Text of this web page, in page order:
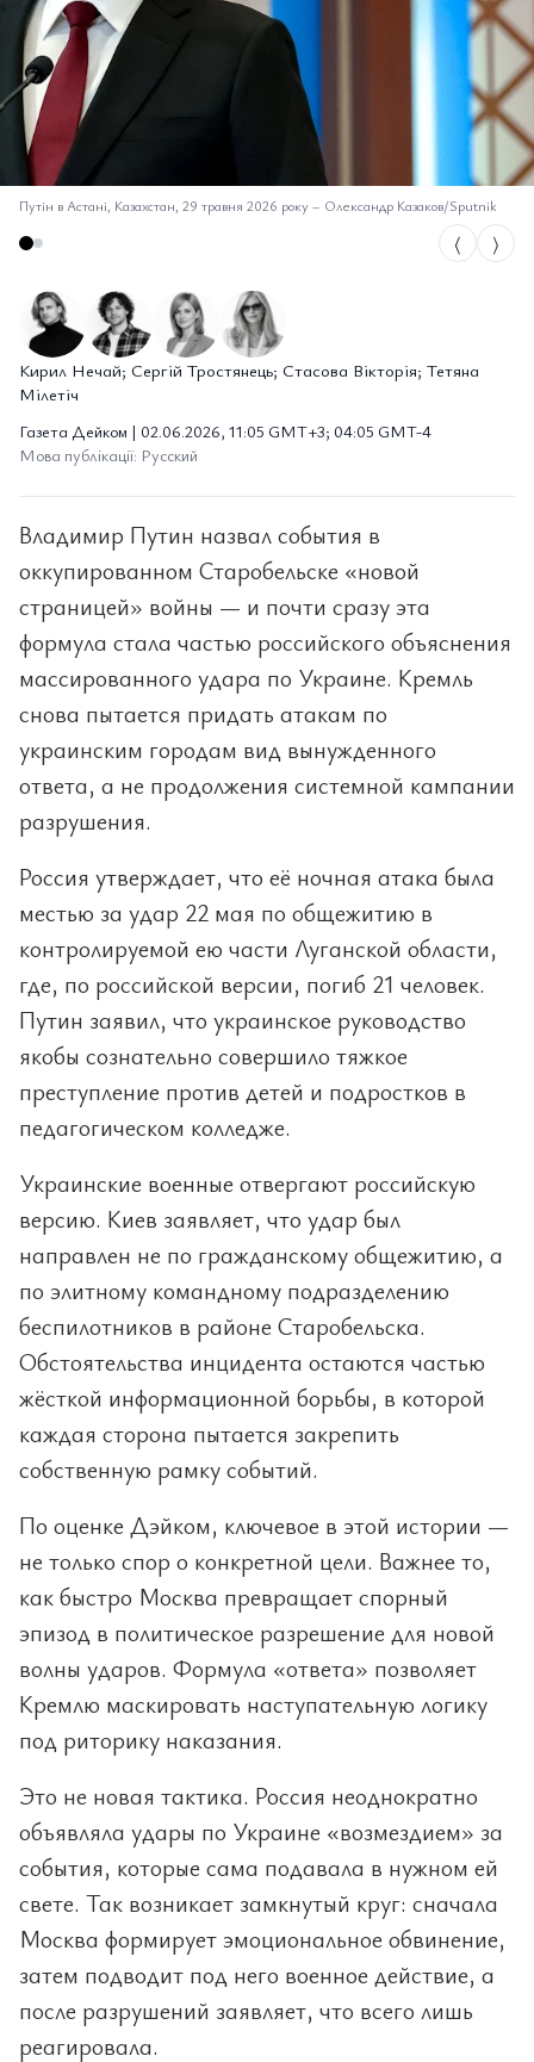
Путін в Астані, Казахстан, 29 травня 2026 року – Олександр Казаков/Sputnik
⟨ ⟩
Кирил Нечай; Сергій Тростянець; Стасова Вікторія; Тетяна
Мілетіч
Газета Дейком | 02.06.2026, 11:05 GMT+3; 04:05 GMT-4
Мова публікації: Русский
Владимир Путин назвал события в
оккупированном Старобельске «новой
страницей» войны — и почти сразу эта
формула стала частью российского объяснения
массированного удара по Украине. Кремль
снова пытается придать атакам по
украинским городам вид вынужденного
ответа, а не продолжения системной кампании
разрушения.
Россия утверждает, что её ночная атака была
местью за удар 22 мая по общежитию в
контролируемой ею части Луганской области,
где, по российской версии, погиб 21 человек.
Путин заявил, что украинское руководство
якобы сознательно совершило тяжкое
преступление против детей и подростков в
педагогическом колледже.
Украинские военные отвергают российскую
версию. Киев заявляет, что удар был
направлен не по гражданскому общежитию, а
по элитному командному подразделению
беспилотников в районе Старобельска.
Обстоятельства инцидента остаются частью
жёсткой информационной борьбы, в которой
каждая сторона пытается закрепить
собственную рамку событий.
По оценке Дэйком, ключевое в этой истории —
не только спор о конкретной цели. Важнее то,
как быстро Москва превращает спорный
эпизод в политическое разрешение для новой
волны ударов. Формула «ответа» позволяет
Кремлю маскировать наступательную логику
под риторику наказания.
Это не новая тактика. Россия неоднократно
объявляла удары по Украине «возмездием» за
события, которые сама подавала в нужном ей
свете. Так возникает замкнутый круг: сначала
Москва формирует эмоциональное обвинение,
затем подводит под него военное действие, а
после разрушений заявляет, что всего лишь
реагировала.